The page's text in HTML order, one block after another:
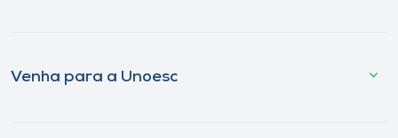
Venha para a Unoesc